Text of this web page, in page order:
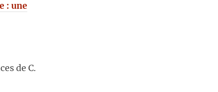
: une
de C.